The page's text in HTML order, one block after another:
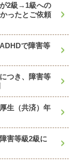
が2級→1級への
ったとご依頼
で障害等
つき、障害等
生（共済）年
害等級2級に